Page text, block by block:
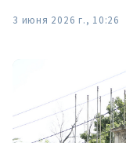
3 июня 2026 г., 10:26